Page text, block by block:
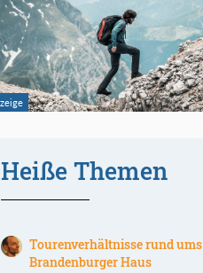
Heiße Themen
Tourenverhältnisse rund ums
Brandenburger Haus